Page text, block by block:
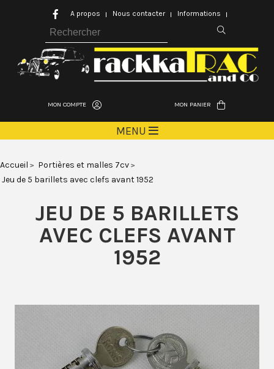
MON COMPTE MON PANIER
MENU
Accueil
Portières et malles 7cv
Jeu de 5 barillets avec clefs avant 1952
JEU DE 5 BARILLETS
AVEC CLEFS AVANT
1952
A propos Nous contacter Informations